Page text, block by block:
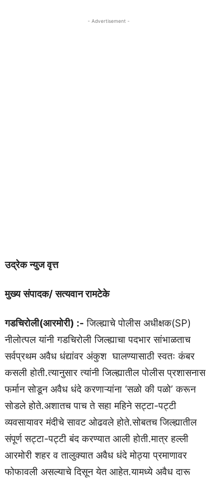
- Advertisement -
उद्रेक न्युज वृत्त
मुख्य संपादक/ सत्यवान रामटेके
गडचिरोली(आरमोरी) :- जिल्ह्याचे पोलीस अधीक्षक(SP)
नीलोत्पल यांनी गडचिरोली जिल्ह्याचा पदभार सांभाळताच
सर्वप्रथम अवैध धंद्यांवर अंकुश घालण्यासाठी स्वतः कंबर
कसली होती.त्यानुसार त्यांनी जिल्ह्यातील पोलीस प्रशासनास
फर्मान सोडून अवैध धंदे करणाऱ्यांना ‘सळो की पळो’ करून
सोडले होते.अशातच पाच ते सहा महिने सट्टा-पट्टी
व्यवसायावर मंदीचे सावट ओढवले होते.सोबतच जिल्ह्यातील
संपूर्ण सट्टा-पट्टी बंद करण्यात आली होती.मात्र हल्ली
आरमोरी शहर व तालुक्यात अवैध धंदे मोठ्या प्रमाणावर
फोफावली असल्याचे दिसून येत आहेत.यामध्ये अवैध दारू